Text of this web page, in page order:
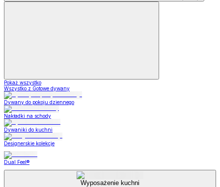
Pokaż wszystko
Wszystko z Gotowe dywany
Dywany do pokoju dziennego
Nakładki na schody
Dywaniki do kuchni
Designerskie kolekcje
Dual Feel®
Wyposażenie kuchni